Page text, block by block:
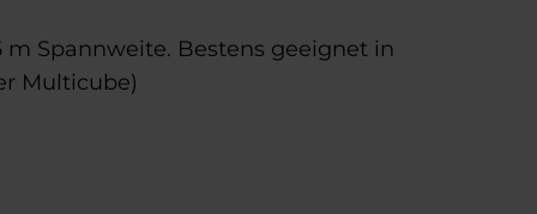
Spannweite. Bestens geeignet in
Multicube)